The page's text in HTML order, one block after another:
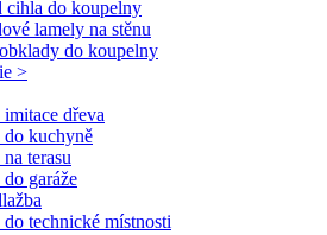
cihla do koupelny
lamely na stěnu
do koupelny
>
dřeva
do kuchyně
terasu
garáže
technické místnosti